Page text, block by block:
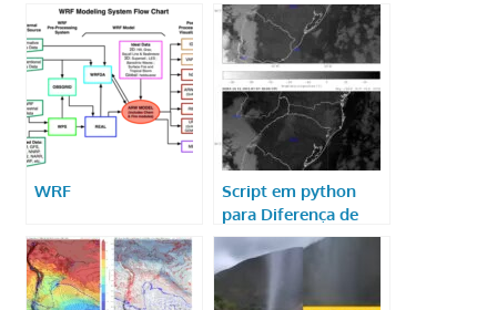
WRF
Script em python
para Diferença de
Temperatura de
Brilho